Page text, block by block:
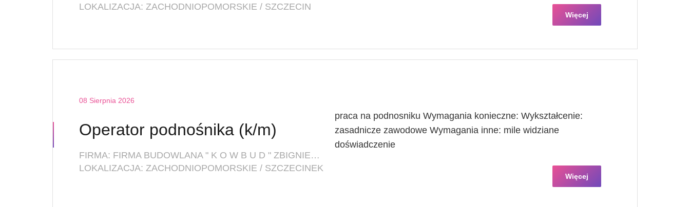
LOKALIZACJA: ZACHODNIOPOMORSKIE / SZCZECIN
Więcej
08 Sierpnia 2026
Operator podnośnika (k/m)
FIRMA: FIRMA BUDOWLANA " K O W B U D " ZBIGNIEW KOWALCZYK W SPADKU
LOKALIZACJA: ZACHODNIOPOMORSKIE / SZCZECINEK
praca na podnosniku Wymagania konieczne: Wykształcenie:
zasadnicze zawodowe Wymagania inne: mile widziane
doświadczenie
Więcej